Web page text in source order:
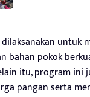
untuk
bahan pokok
itu, program
pangan serta